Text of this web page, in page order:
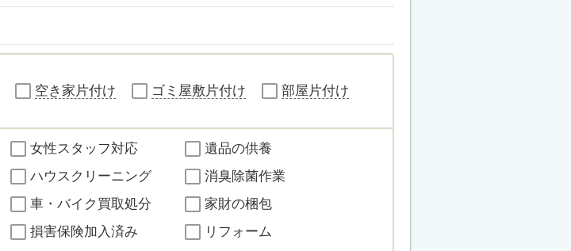
空き家片付け ゴミ屋敷片付け 部屋片付け
女性スタッフ対応
遺品の供養
ハウスクリーニング
消臭除菌作業
車・バイク買取処分
家財の梱包
損害保険加入済み
リフォーム